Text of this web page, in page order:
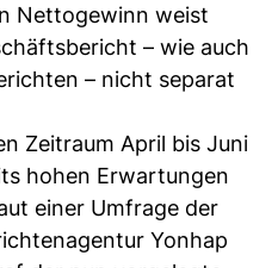
Nettogewinn weist
– wie auch
– nicht separat
Zeitraum April bis Juni
hohen Erwartungen
einer Umfrage der
Yonhap